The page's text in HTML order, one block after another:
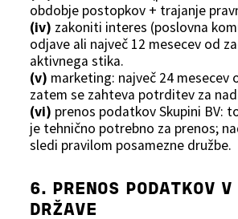
obdobje postopkov + trajanje
(iv) zakoniti interes (poslovna
odjave ali največ 12 mesecev od
aktivnega stika.
(v) marketing: največ 24 mesecev
zatem se zahteva potrditev za
(vi) prenos podatkov Skupini BV:
je tehnično potrebno za prenos;
sledi pravilom posamezne družbe.
6. PRENOS PODATKOV
DRŽAVE